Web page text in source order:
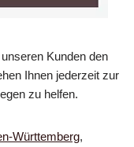
Kunden den
Ihnen jederzeit zur
zu helfen.
Württemberg,